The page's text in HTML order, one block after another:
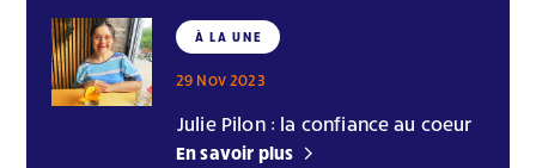
À LA UNE
29 Nov 2023
Julie Pilon : la confiance au coeur
En savoir plus